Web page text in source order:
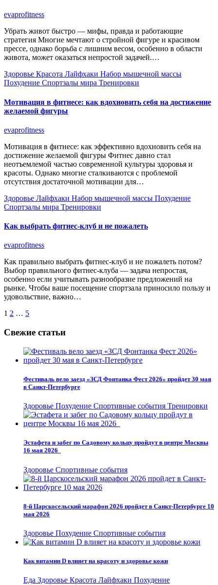
evaprofitness
Убрать живот быстро — мифы, правда и работающие
стратегия Многие мечтают о стройной фигуре и красивом
прессе, однако борьба с лишним весом, особенно в области
живота, может оказаться непростой задачей.…
Здоровье Красота Лайфхаки Набор мышечной массы
Похудение Спортзалы мира Тренировки
Мотивация в фитнесе: как вдохновить себя на достижение
желаемой фигуры
evaprofitness
Мотивация в фитнесе: как эффективно вдохновить себя на
достижение желаемой фигуры Фитнес давно стал
неотъемлемой частью современной культуры здоровья и
красоты. Однако многие сталкиваются с проблемой
отсутствия достаточной мотивации для…
Здоровье Лайфхаки Набор мышечной массы Похудение
Спортзалы мира Тренировки
Как выбрать фитнес-клуб и не пожалеть
evaprofitness
Как правильно выбрать фитнес-клуб и не пожалеть потом?
Выбор правильного фитнес-клуба — задача непростая,
особенно если учитывать разнообразие предложений на
рынке. Чтобы ваше посещение спортзала приносило пользу и
удовольствие, важно…
Пагинация
записей
1 2 … 5
Свежие статьи
Фестиваль вело заезд «ЗСД Фонтанка Фест 2026» пройдет 30 мая
в Санкт-Петербурге
Здоровье Похудение Спортивные события Тренировки
Эстафета и забег по Садовому кольцу пройдут в центре Москвы
16 мая 2026
Здоровье Спортивные события
8-й Царскосельский марафон 2026 пройдет в Санкт-Петербурге 10
мая 2026
Здоровье Похудение Спортивные события
Как витамин D влияет на красоту и здоровье кожи
Еда Здоровье Красота Лайфхаки Похудение